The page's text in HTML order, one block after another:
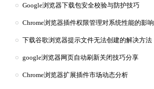
Google浏览器下载包安全校验与防护技巧
Chrome浏览器插件权限管理对系统性能的影响
下载谷歌浏览器提示文件无法创建的解决方法
google浏览器网页自动刷新关闭技巧分享
Chrome浏览器扩展插件市场动态分析